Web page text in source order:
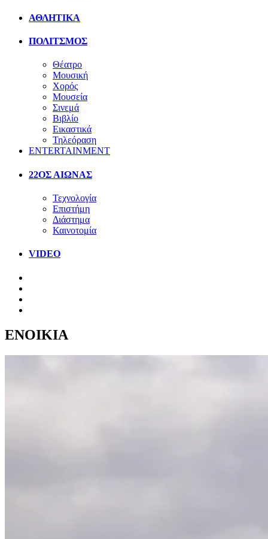
ΑΘΛΗΤΙΚΑ
ΠΟΛΙΤΣΜΟΣ
Θέατρο
Μουσική
Χορός
Μουσεία
Σινεμά
Βιβλίο
Εικαστικά
Τηλεόραση
ENTERTAINMENT
22ΟΣ ΑΙΩΝΑΣ
Τεχνολογία
Επιστήμη
Διάστημα
Καινοτομία
VIDEO
ΕΝΟΙΚΙΑ